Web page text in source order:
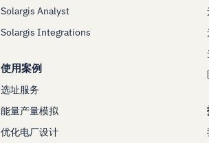
Solargis Analyst
Solargis Integrations
使用案例
选址服务
能量产量模拟
优化电厂设计